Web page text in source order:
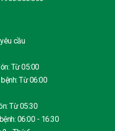
cầu
Từ 05:00
Từ 06:00
Từ 05:30
06:00 - 16:30